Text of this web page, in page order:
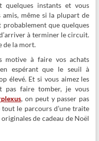
quelques instants et vous
même si la plupart de
probablement que quelques
à terminer le circuit.
de la mort.
motive à faire vos achats
espérant que le seuil à
élevé. Et si vous aimez les
pas faire tomber, je vous
, on peut y passer pas
le parcours d’une traite
de cadeau de Noël